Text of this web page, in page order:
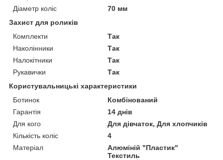
Діаметр коліс
70 мм
Захист для роликів
Комплекти
Так
Наколінники
Так
Налокітники
Так
Рукавички
Так
Користувальницькі характеристики
Ботинок
Комбінований
Гарантія
14 днів
Для кого
Для дівчаток, Для хлопчиків
Кількість коліс
4
Матеріал
Алюміній "Пластик"
Текстиль